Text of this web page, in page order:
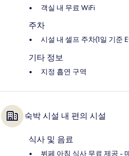
객실 내 무료 WiFi
주차
시설 내 셀프 주차(1일 기준
기타 정보
지정 흡연 구역
숙박 시설 내 편의 시설
식사 및 음료
뷔페 아침 식사 무료 제공 -